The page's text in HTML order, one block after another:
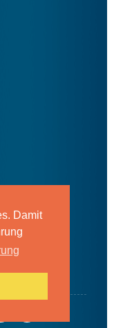
Damit